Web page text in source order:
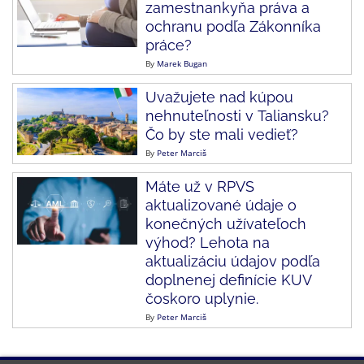
zamestnankyňa práva a
ochranu podľa Zákonníka
práce?
By Marek Bugan
Uvažujete nad kúpou
nehnuteľnosti v Taliansku?
Čo by ste mali vedieť?
By Peter Marciš
Máte už v RPVS
aktualizované údaje o
konečných užívateľoch
výhod? Lehota na
aktualizáciu údajov podľa
doplnenej definície KUV
čoskoro uplynie.
By Peter Marciš